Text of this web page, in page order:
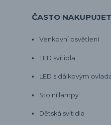
ČASTO
Venkovní osvětlení
LED svítidla
LED s dálkovým
Stolní lampy
Dětská svítidla